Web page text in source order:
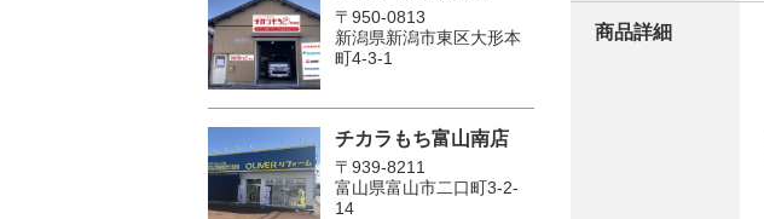
商品詳細
〒950-0813
新潟県新潟市東区大形本
町4-3-1
チカラもち富山南店
〒939-8211
富山県富山市二口町3-2-
14